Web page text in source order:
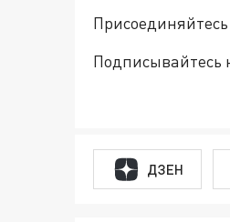
Подписывайтесь
ДЗЕН